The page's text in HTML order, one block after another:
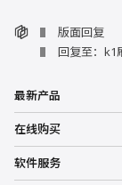
版面回复
回复至：k1刷
最新产品
在线购买
软件服务